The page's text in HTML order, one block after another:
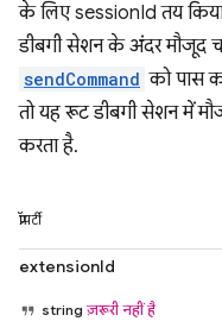
के लिए sessionId तय
डीबगी सेशन के अंदर मौजूद
sendCommand को पास
तो यह रूट डीबगी सेशन में
करता है.
प्रॉपर्टी
extensionId
stringज़रूरी नहीं है